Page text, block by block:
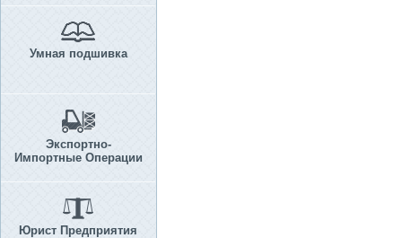
Умная подшивка
Экспортно-
Импортные Операции
Юрист Предприятия